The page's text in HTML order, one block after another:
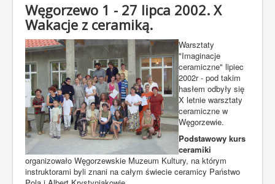
Węgorzewo 1 - 27 lipca 2002. X
Wakacje z ceramiką.
Warsztaty
"Imaginacje
ceramiczne" lipiec
2002r - pod takim
hasłem odbyły się
X letnie warsztaty
ceramiczne w
Węgorzewie.
Podstawowy kurs
ceramiki
organizowało Węgorzewskie Muzeum Kultury, na którym
instruktorami byli znani na całym świecie ceramicy Państwo